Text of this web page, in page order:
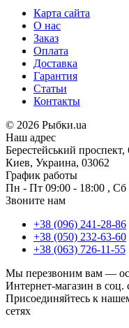
Карта сайта
О нас
Заказ
Оплата
Доставка
Гарантия
Статьи
Контакты
© 2026 Рыбки.ua
Наш адрес
Берестейський
Киев, Украина, 03062
График работы
Пн - Пт 09:00 - 18:00 , Сб
Звоните нам
+38 (096) 241-28-86
+38 (050) 232-63-60
+38 (063) 726-11-55
Мы перезвоним вам —
Интернет-магазин в соц.
Присоединяйтесь к
сетях